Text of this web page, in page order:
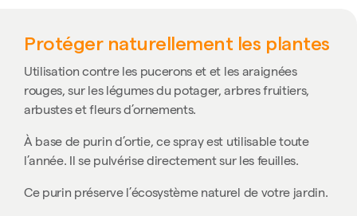
Protéger naturellement les plantes
Utilisation contre les pucerons et et les araignées
rouges, sur les légumes du potager, arbres fruitiers,
arbustes et fleurs d’ornements.
À base de purin d’ortie, ce spray est utilisable toute
l’année. Il se pulvérise directement sur les feuilles.
Ce purin préserve l’écosystème naturel de votre jardin.